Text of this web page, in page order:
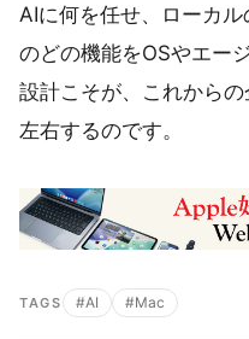
AIに何を任せ、ローカ
のどの機能をOSやエー
設計こそが、これから
左右するのです。
TAGS #AI #Mac